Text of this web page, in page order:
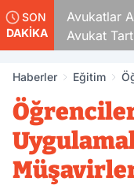
SON
DAKİKA
Arasındaki
Haberler Eğitim